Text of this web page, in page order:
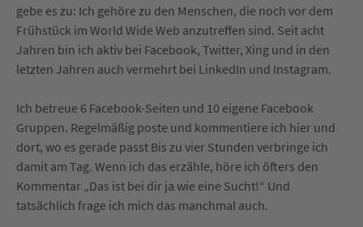
gebe es zu: Ich gehöre zu den Menschen, die noch vor dem
Frühstück im World Wide Web anzutreffen sind. Seit acht
Jahren bin ich aktiv bei Facebook, Twitter, Xing und in den
letzten Jahren auch vermehrt bei LinkedIn und Instagram.
Ich betreue 6 Facebook-Seiten und 10 eigene Facebook
Gruppen. Regelmäßig poste und kommentiere ich hier und
dort, wo es gerade passt Bis zu vier Stunden verbringe ich
damit am Tag. Wenn ich das erzähle, höre ich öfters den
Kommentar „Das ist bei dir ja wie eine Sucht!“ Und
tatsächlich frage ich mich das manchmal auch.